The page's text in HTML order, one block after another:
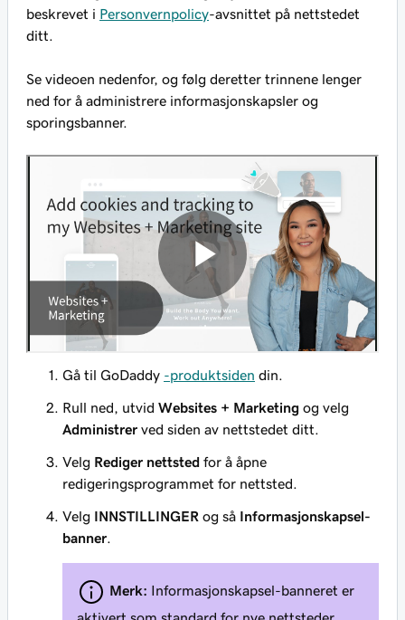
beskrevet i Personvernpolicy-avsnittet på nettstedet
ditt.
Se videoen nedenfor, og følg deretter trinnene lenger
ned for å administrere informasjonskapsler og
sporingsbanner.
Gå til GoDaddy -produktsiden din.
Rull ned, utvid Websites + Marketing og velg
Administrer ved siden av nettstedet ditt.
Velg Rediger nettsted for å åpne
redigeringsprogrammet for nettsted.
Velg INNSTILLINGER og så Informasjonskapsel-
banner.
Merk: Informasjonskapsel-banneret er